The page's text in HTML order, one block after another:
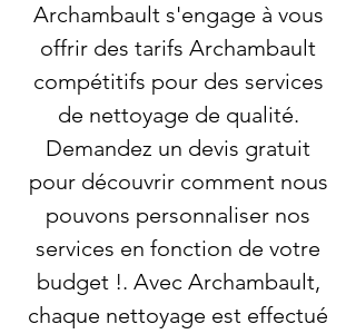
Archambault s'engage à vous
offrir des tarifs Archambault
compétitifs pour des services
de nettoyage de qualité.
Demandez un devis gratuit
pour découvrir comment nous
pouvons personnaliser nos
services en fonction de votre
budget !. Avec Archambault,
chaque nettoyage est effectué